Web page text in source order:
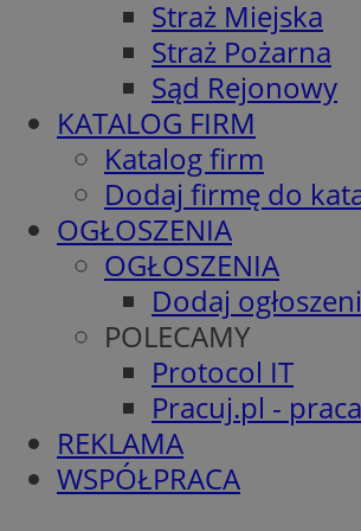
Straż Miejska
Straż Pożarna
Sąd Rejonowy
KATALOG FIRM
Katalog firm
Dodaj firmę do
OGŁOSZENIA
OGŁOSZENIA
Dodaj
POLECAMY
Protocol IT
Pracuj.pl -
REKLAMA
WSPÓŁPRACA